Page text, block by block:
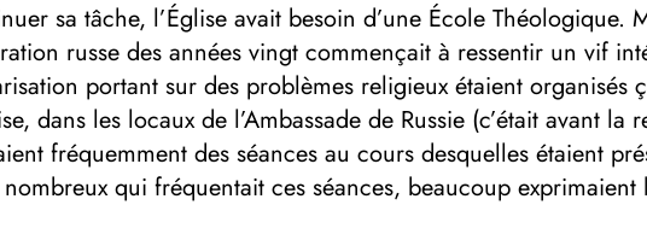
sa tâche, l’Église avait besoin d’une École
russe des années vingt commençait à ressentir un vif
portant sur des problèmes religieux étaient organisés
dans les locaux de l’Ambassade de Russie (c’était avant
fréquemment des séances au cours desquelles étaient
qui fréquentait ces séances, beaucoup